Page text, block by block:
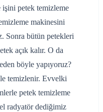
petek temizleme
makinesini
Sonra bütün petekleri
açık kalır. O da
böyle yapıyoruz?
temizlenir. Evvelki
petek temizleme
radyatör dediğimiz